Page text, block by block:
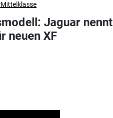
Jaguar nennt
neuen XF